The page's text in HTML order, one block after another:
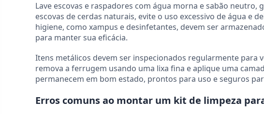
Lave escovas e raspadores com água morna e sabão
escovas de cerdas naturais, evite o uso excessivo de água e
higiene, como xampus e desinfetantes, devem ser
para manter sua eficácia.
Itens metálicos devem ser inspecionados regularmente para
remova a ferrugem usando uma lixa fina e aplique uma
permanecem em bom estado, prontos para uso e seguros
Erros comuns ao montar um kit de limpeza